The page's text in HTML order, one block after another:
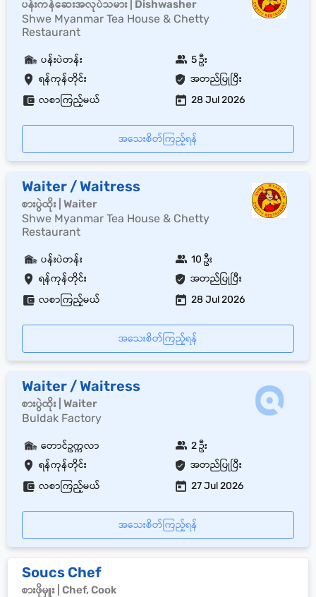
ပန်းကန်ဆေးအလုပ်သမား | Dishwasher
Shwe Myanmar Tea House & Chetty
Restaurant
ရန်ကုန်တိုင်း အတည်ပြုပြီး
ပန်းပဲတန်း 5 ဦး
လစာကြည့်မယ် 28 Jul 2026
အသေးစိတ်ကြည့်ရန်
Waiter / Waitress
စားပွဲထိုး | Waiter
Shwe Myanmar Tea House & Chetty
Restaurant
ရန်ကုန်တိုင်း အတည်ပြုပြီး
ပန်းပဲတန်း 10 ဦး
လစာကြည့်မယ် 28 Jul 2026
အသေးစိတ်ကြည့်ရန်
Waiter / Waitress
စားပွဲထိုး | Waiter
Buldak Factory
ရန်ကုန်တိုင်း အတည်ပြုပြီး
တောင်ဥက္ကလာ 2 ဦး
လစာကြည့်မယ် 27 Jul 2026
အသေးစိတ်ကြည့်ရန်
Soucs Chef
စားဖိုမှူး | Chef, Cook